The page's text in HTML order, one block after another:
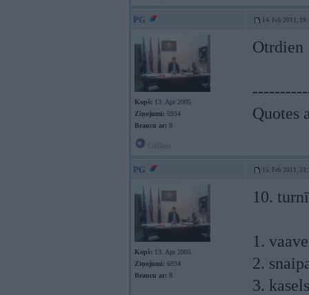
PG 14. Feb 2011,
Kopš: 13. Apr 2005
Ziņojumi: 6934
Braucu ar: 8
Otrdien
Quotes
PG 15. Feb 2011,
Kopš: 13. Apr 2005
Ziņojumi: 6934
Braucu ar: 8
10.
1.
2.
3.